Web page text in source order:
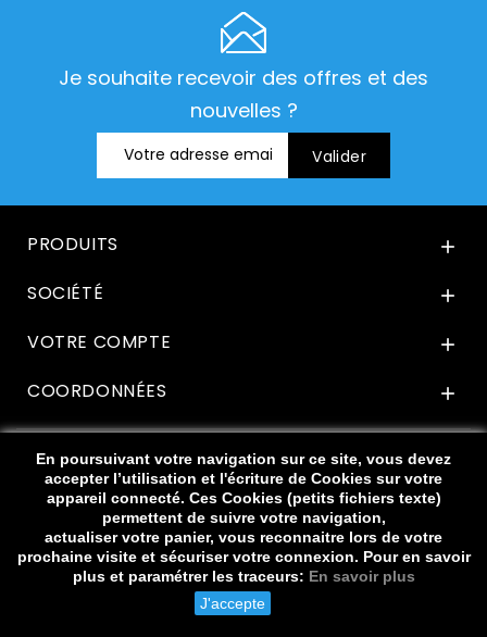
Je souhaite recevoir des offres et des
nouvelles ?
PRODUITS 
SOCIÉTÉ 
VOTRE COMPTE 
COORDONNÉES 
En poursuivant votre navigation sur ce site, vous devez
accepter l’utilisation et l'écriture de Cookies sur votre
appareil connecté. Ces Cookies (petits fichiers texte)
permettent de suivre votre navigation,
actualiser votre panier, vous reconnaitre lors de votre
prochaine visite et sécuriser votre connexion. Pour en savoir
plus et paramétrer les traceurs: En savoir plus
J'accepte
© 2026 - Boutiklettre.com :
lettres découpées en PVC, ALU